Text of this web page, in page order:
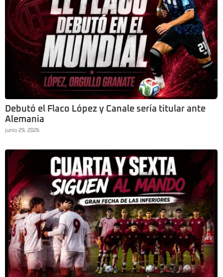
Debutó el Flaco López y Canale sería titular ante
Alemania
junio 29, 2026